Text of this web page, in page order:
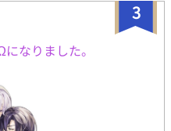
に空腹と貧血で倒れてしま
お気に入りとなった蛍だった
歳 Ω 受け 色素薄い系。天然
似の線の細い美形。しかし性
だ、基本的には良い子なの
ら突っ走りがち。 ◆羽黒 慧生
目長身筋肉質、眉目秀麗にし
似合うという、おおかたの女
3
なりました。